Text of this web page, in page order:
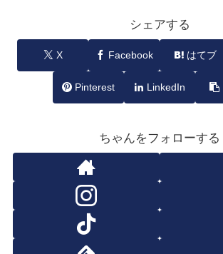
シェアする
X Facebook はてブ
Pinterest LinkedIn
ちゃんをフォローする